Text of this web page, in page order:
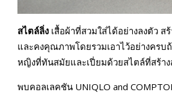
สไตล์ลิ่ง เสื้อผ้าที่สวมใส่ได้อย่างลงตัว
และคงคุณภาพโดยรวมเอาไว้อย่างครบ
หญิงที่ทันสมัยและเปี่ยมด้วยสไตล์ที่สร้าง
พบคอลเลคชัน UNIQLO and